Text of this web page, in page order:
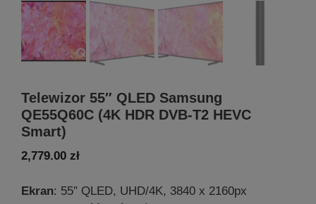
Telewizor 55″ QLED Samsung
QE55Q60C (4K HDR DVB-T2 HEVC
Smart)
2,779.00 zł
Ekran: 55″ QLED, UHD/4K, 3840 x 2160px